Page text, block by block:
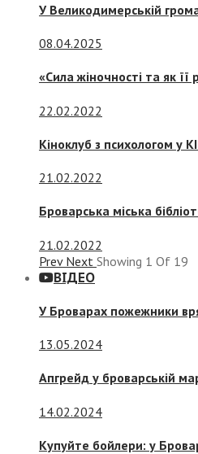
У Великодимерській
08.04.2025
«Сила жіночності та як
22.02.2022
Кіноклуб з психологом у
21.02.2022
Броварська міська
21.02.2022
Prev Next Showing 1 Of 19
ВІДЕО
У Броварах пожежники
13.05.2024
Апгрейд у броварській
14.02.2024
Купуйте бойлери: у